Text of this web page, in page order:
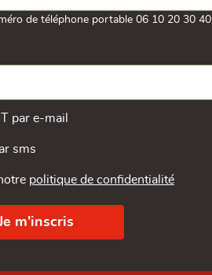
de téléphone portable 06 10 20 30 40.
par e-mail
sms
politique de confidentialité